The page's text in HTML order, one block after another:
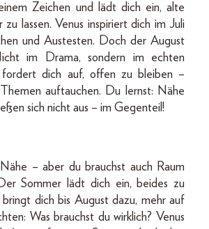
Zeichen und lädt dich ein, alte
lassen. Venus inspiriert dich im Juli
und Austesten. Doch der August
im Drama, sondern im echten
dich auf, offen zu bleiben –
auftauchen. Du lernst: Nähe
sich nicht aus – im Gegenteil!
– aber du brauchst auch Raum
Sommer lädt dich ein, beides zu
dich bis August dazu, mehr auf
Was brauchst du wirklich? Venus